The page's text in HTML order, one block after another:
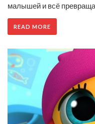
малышей и всё
READ MORE